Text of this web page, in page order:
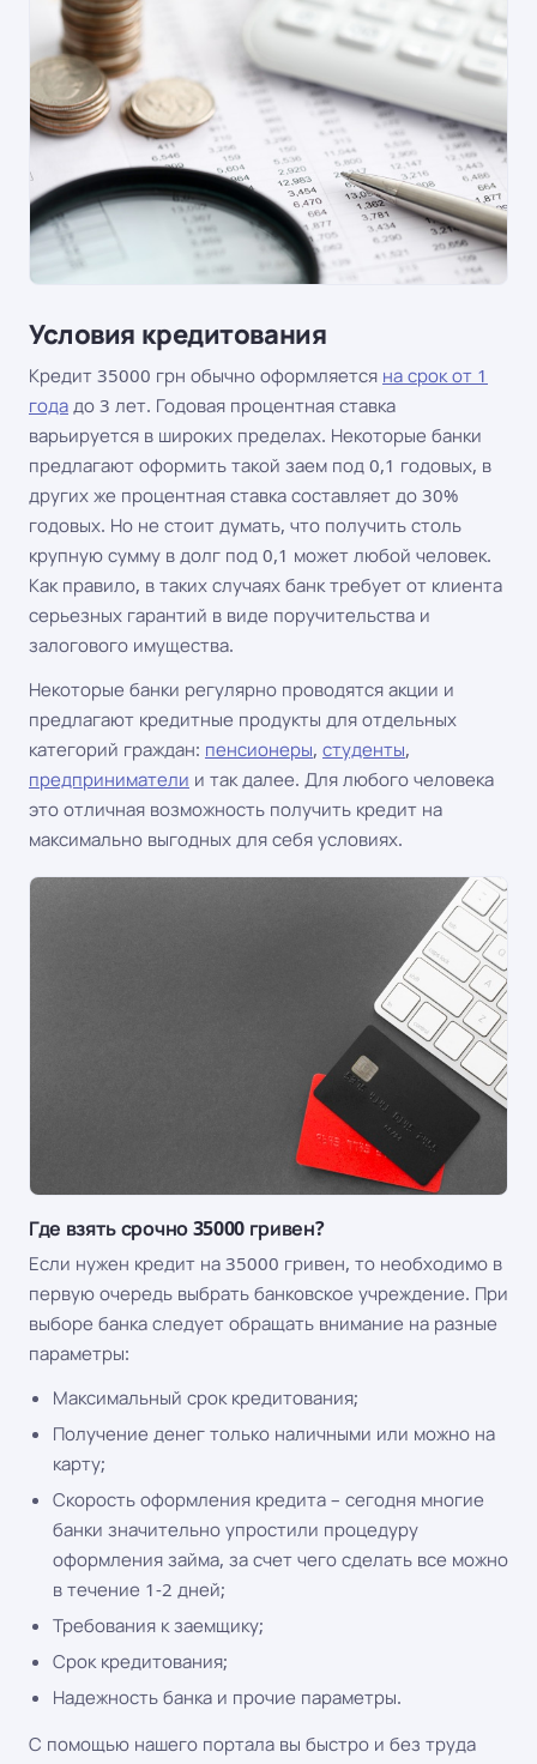
Условия кредитования
Кредит 35000 грн обычно оформляется на срок от 1
года до 3 лет. Годовая процентная ставка
варьируется в широких пределах. Некоторые банки
предлагают оформить такой заем под 0,1 годовых, в
других же процентная ставка составляет до 30%
годовых. Но не стоит думать, что получить столь
крупную сумму в долг под 0,1 может любой человек.
Как правило, в таких случаях банк требует от клиента
серьезных гарантий в виде поручительства и
залогового имущества.
Некоторые банки регулярно проводятся акции и
предлагают кредитные продукты для отдельных
категорий граждан: пенсионеры, студенты,
предприниматели и так далее. Для любого человека
это отличная возможность получить кредит на
максимально выгодных для себя условиях.
Где взять срочно 35000 гривен?
Если нужен кредит на 35000 гривен, то необходимо в
первую очередь выбрать банковское учреждение. При
выборе банка следует обращать внимание на разные
параметры:
Максимальный срок кредитования;
Получение денег только наличными или можно на
карту;
Скорость оформления кредита – сегодня многие
банки значительно упростили процедуру
оформления займа, за счет чего сделать все можно
в течение 1-2 дней;
Требования к заемщику;
Срок кредитования;
Надежность банка и прочие параметры.
С помощью нашего портала вы быстро и без труда